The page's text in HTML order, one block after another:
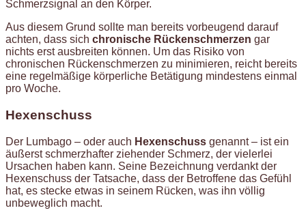
Schmerzsignal an den Körper.
Aus diesem Grund sollte man bereits vorbeugend darauf
achten, dass sich chronische Rückenschmerzen gar
nichts erst ausbreiten können. Um das Risiko von
chronischen Rückenschmerzen zu minimieren, reicht bereits
eine regelmäßige körperliche Betätigung mindestens einmal
pro Woche.
Hexenschuss
Der Lumbago – oder auch Hexenschuss genannt – ist ein
äußerst schmerzhafter ziehender Schmerz, der vielerlei
Ursachen haben kann. Seine Bezeichnung verdankt der
Hexenschuss der Tatsache, dass der Betroffene das Gefühl
hat, es stecke etwas in seinem Rücken, was ihn völlig
unbeweglich macht.